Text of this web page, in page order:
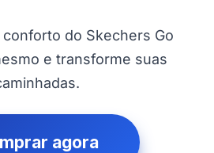
do Skechers Go
e transforme suas
agora